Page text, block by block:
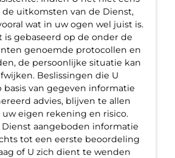
uitkomsten van de Dienst,
wat in uw ogen wel juist is.
is gebaseerd op de onder de
genoemde protocollen en
de persoonlijke situatie kan
Beslissingen die U
basis van gegeven informatie
advies, blijven te allen
eigen rekening en risico.
Dienst aangeboden informatie
tot een eerste beoordeling
of U zich dient te wenden